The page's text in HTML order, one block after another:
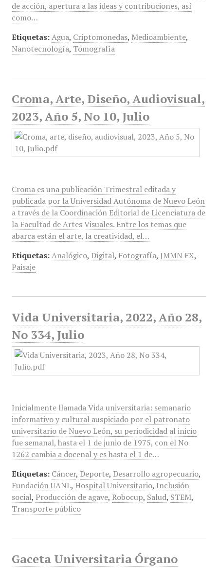
de acción, apertura a las ideas y contribuciones, así
como…
Etiquetas: Agua, Criptomonedas, Medioambiente,
Nanotecnología, Tomografía
Croma, Arte, Diseño, Audiovisual,
2023, Año 5, No 10, Julio
Croma es una publicación Trimestral editada y
publicada por la Universidad Autónoma de Nuevo León
a través de la Coordinación Editorial de Licenciatura de
la Facultad de Artes Visuales. Entre los temas que
abarca están el arte, la creatividad, el…
Etiquetas: Analógico, Digital, Fotografía, JMMN FX,
Paisaje
Vida Universitaria, 2022, Año 28,
No 334, Julio
Inicialmente llamada Vida universitaria: semanario
informativo y cultural auspiciado por el patronato
universitario de Nuevo León, su periodicidad al inicio
fue semanal, hasta el 1 de junio de 1975, con el No
1262 cambia a docenal y es hasta el 1 de…
Etiquetas: Cáncer, Deporte, Desarrollo agropecuario,
Fundación UANL, Hospital Universitario, Inclusión
social, Producción de agave, Robocup, Salud, STEM,
Transporte público
Gaceta Universitaria Órgano